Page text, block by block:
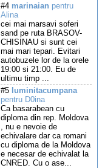
#4 marinaian pentru
Alina
cei mai marsavi soferi
sand pe ruta BRASOV-
CHISINAU si sunt cei
mai mari tepari. Evitari
autobuzele lor de la orele
19:00 si 21:00. Eu de
ultimu timp ...
#5 luminitacumpana
pentru D0ina
Ca basarabean cu
diploma din rep. Moldova
, nu e nevoie de
echivalare dar ca romani
cu diploma de la Moldova
e necesar de echivalat la
CNRED. Cu o ase...